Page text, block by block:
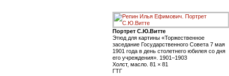
Портрет С.Ю.Витте
Этюд для картины «Торжественное
заседание Государственного Совета 7 мая
1901 года в день столетнего юбилея со дня
его учреждения». 1901–1903
Холст, масло. 81 × 81
ГТГ